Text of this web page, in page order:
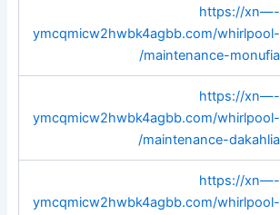
https://xn—-
ymcqmicw2hwbk4agbb.com/whirlpool-
maintenance-monufia/
https://xn—-
ymcqmicw2hwbk4agbb.com/whirlpool-
maintenance-dakahlia/
https://xn—-
ymcqmicw2hwbk4agbb.com/whirlpool-